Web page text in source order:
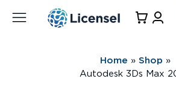
Home » Shop »
Autodesk 3Ds Max